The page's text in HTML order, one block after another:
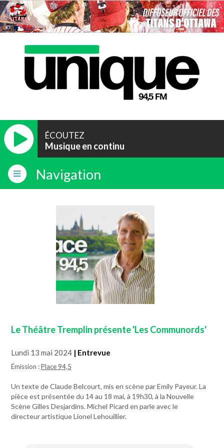
ÉCOUTEZ
Musique en continu
Navigation
Le Théâtre Tremplin présente 'Les Communords'
Lundi 13 mai 2024 | Entrevue
Émission :Place 94,5
Un texte de Claude Belcourt, mis en scène par Emily Payeur. La
pièce est présentée du 14 au 18 mai, à 19h30, à la Nouvelle
Scène Gilles Desjardins. Michel Picard en parle avec le
directeur artistique Lionel Lehouillier.